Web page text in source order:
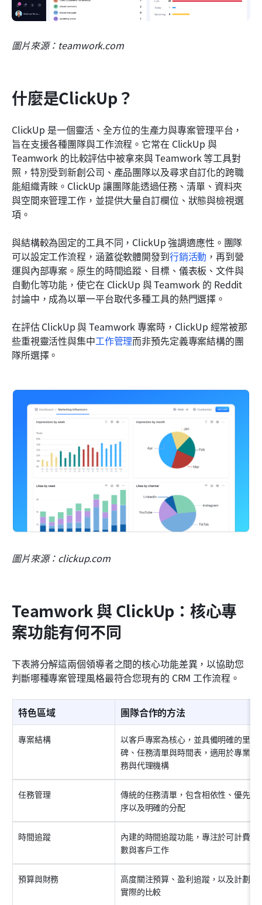
圖片來源：teamwork.com
什麼是ClickUp？
ClickUp 是一個靈活、全方位的生產力與專案管理平台，
旨在支援各種團隊與工作流程。它常在 ClickUp 與
Teamwork 的比較評估中被拿來與 Teamwork 等工具對
照，特別受到新創公司、產品團隊以及尋求自訂化的跨職
能組織青睞。ClickUp 讓團隊能透過任務、清單、資料夾
與空間來管理工作，並提供大量自訂欄位、狀態與檢視選
項。
與結構較為固定的工具不同，ClickUp 強調適應性。團隊
可以設定工作流程，涵蓋從軟體開發到行銷活動 ，再到營
運與內部專案。原生的時間追蹤、目標、儀表板、文件與
自動化等功能，使它在 ClickUp 與 Teamwork 的 Reddit
討論中，成為以單一平台取代多種工具的熱門選擇。
在評估 ClickUp 與 Teamwork專案時，ClickUp 經常被那
些重視靈活性與集中工作管理而非預先定義專案結構的團
隊所選擇。
圖片來源：clickup.com
Teamwork 與 ClickUp：核心專
案功能有何不同
下表將分解這兩個領導者之間的核心功能差異，以協助您
判斷哪種專案管理風格最符合您現有的 CRM 工作流程。
特色區域 團隊合作的方法
專案結構
以客戶專案為核心，並具備明確的里程
碑、任務清單與時間表，適用於專業服
務與代理機構
任務管理
傳統的任務清單，包含相依性、優先順
序以及明確的分配
時間追蹤
內建的時間追蹤功能，專注於可計費時
數與客戶工作
預算與財務
高度關注預算、盈利追蹤，以及計劃與
實際的比較